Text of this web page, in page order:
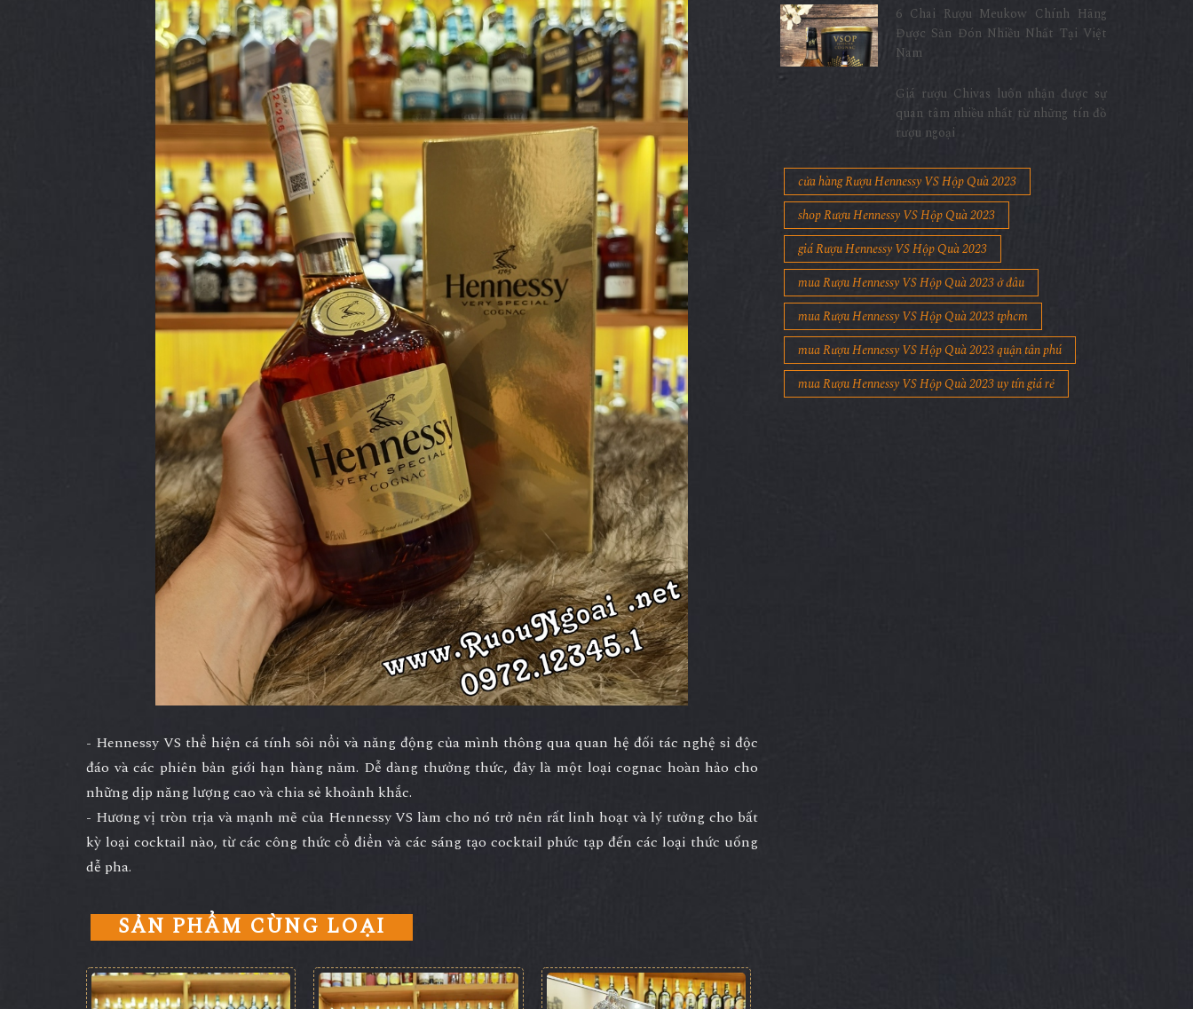
- Hennessy VS thể hiện cá tính sôi nổi và năng động của mình thông qua quan hệ đối tác nghệ sỉ độc
đáo và các phiên bản giới hạn hàng năm. Dễ dàng thưởng thức, đây là một loại cognac hoàn hảo cho
những dịp năng lượng cao và chia sẻ khoảnh khắc.
- Hương vị tròn trịa và mạnh mẽ của Hennessy VS làm cho nó trở nên rất linh hoạt và lý tưởng cho bất
kỳ loại cocktail nào, từ các công thức cổ điển và các sáng tạo cocktail phức tạp đến các loại thức uống
dễ pha.
SẢN PHẨM CÙNG LOẠI
6 Chai Rượu Meukow Chính Hãng
Được Săn Đón Nhiều Nhất Tại Việt
Nam
Giá rượu Chivas luôn nhận được sự
quan tâm nhiều nhất từ những tín đồ
rượu ngoại
cửa hàng Rượu Hennessy VS Hộp Quà 2023
shop Rượu Hennessy VS Hộp Quà 2023
giá Rượu Hennessy VS Hộp Quà 2023
mua Rượu Hennessy VS Hộp Quà 2023 ở đâu
mua Rượu Hennessy VS Hộp Quà 2023 tphcm
mua Rượu Hennessy VS Hộp Quà 2023 quận tân phú
mua Rượu Hennessy VS Hộp Quà 2023 uy tín giá rẻ